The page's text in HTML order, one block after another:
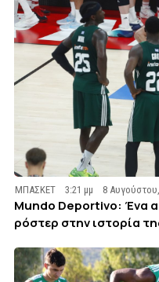
ΜΠΑΣΚΕΤ 3:21 μμ 8
Mundo Deportivo: Ένα
ρόστερ στην ιστορία